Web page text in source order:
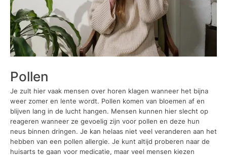
Pollen
Je zult hier vaak mensen over horen klagen wanneer het bijna
weer zomer en lente wordt. Pollen komen van bloemen af en
blijven lang in de lucht hangen. Mensen kunnen hier slecht op
reageren wanneer ze gevoelig zijn voor pollen en deze hun
neus binnen dringen. Je kan helaas niet veel veranderen aan het
hebben van een pollen allergie. Je kunt altijd proberen naar de
huisarts te gaan voor medicatie, maar veel mensen kiezen